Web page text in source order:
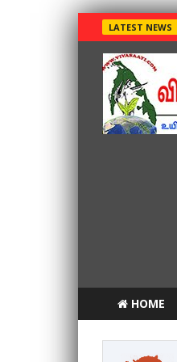
LATEST NEWS
HOME